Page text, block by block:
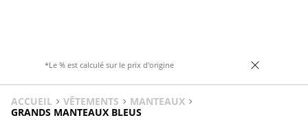
*Le % est calculé sur le prix d'origine
ACCUEIL VÊTEMENTS
MANTEAUX
GRANDS MANTEAUX BLEUS